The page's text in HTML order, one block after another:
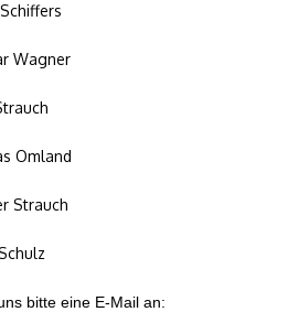
Wagner
bitte eine E-Mail an: